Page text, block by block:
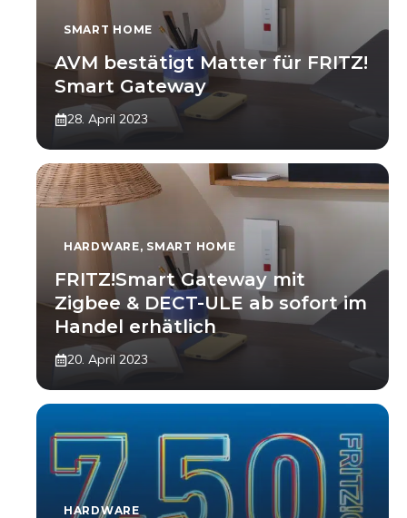
SMART HOME
AVM bestätigt Matter für FRITZ!
Smart Gateway
28. April 2023
HARDWARE, SMART HOME
FRITZ!Smart Gateway mit
Zigbee & DECT-ULE ab sofort im
Handel erhätlich
20. April 2023
HARDWARE